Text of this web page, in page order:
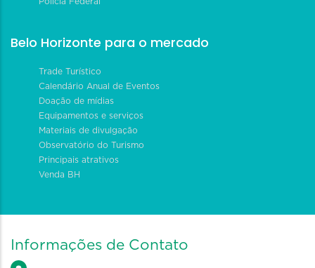
Belo Horizonte para o mercado
Trade Turístico
Calendário Anual de Eventos
Doação de mídias
Equipamentos e serviços
Materiais de divulgação
Observatório do Turismo
Principais atrativos
Venda BH
Informações de Contato